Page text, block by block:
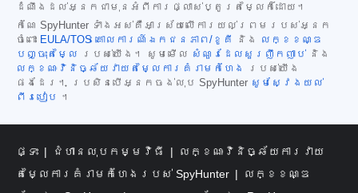
ដំណឹងដល់អ្នកជាមុនអំពីការផ្លាស់ប្តូរតម្លៃក៏ដោយ។
កំណែ SpyHunter ទាំងអស់គឺអាស្រ័យលើការយល់ព្រមរបស់អ្នក
ចំពោះ EULA/TOS គោលការណ៍ឯកជនភាព/ខូគី និង
លក្ខខណ្ឌ
បញ្ចុះតម្លៃ
របស់យើង។ សូមមើល សំណួរដែលសួរញឹកញាប់ និង
លក្ខណៈវិនិច្ឆ័យវាយតម្លៃការគំរាមកំហែង
របស់យើង
ផងដែរ។ ប្រសិនបើអ្នកចង់លុប SpyHunter សូមស្វែងយល់
ពីរបៀប ។
ផ្ទះ ជំហានលុបកម្មវិធី
លក្ខណៈវិនិច្ឆ័យការវាយ
តម្លៃការគំរាមកំហែងរបស់ SpyHunter
លក្ខខណ្ឌ